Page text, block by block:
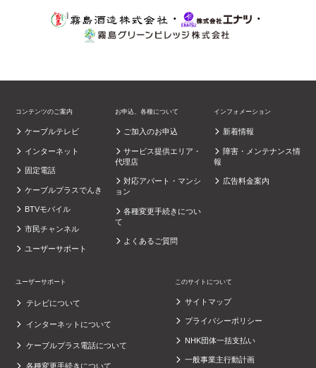
・
・
コンテンツのご案内
ケーブルテレビ
インターネット
固定電話
ケーブルプラスでんき
BTVモバイル
市民チャンネル
ユーザーサポート
お申込、各種について
ご加入のお申込
サービス提供エリア・
代理店
対応アパート・マンシ
ョン
各種変更手続きについ
て
よくあるご質問
インフォメーション
新着情報
障害・メンテナンス情
報
広告料金案内
ユーザーサポート
テレビについて
インターネットについて
ケーブルプラス電話について
各種変更手続きについて
このサイトについて
サイトマップ
プライバシーポリシー
NHK団体一括支払い
一般事業主行動計画